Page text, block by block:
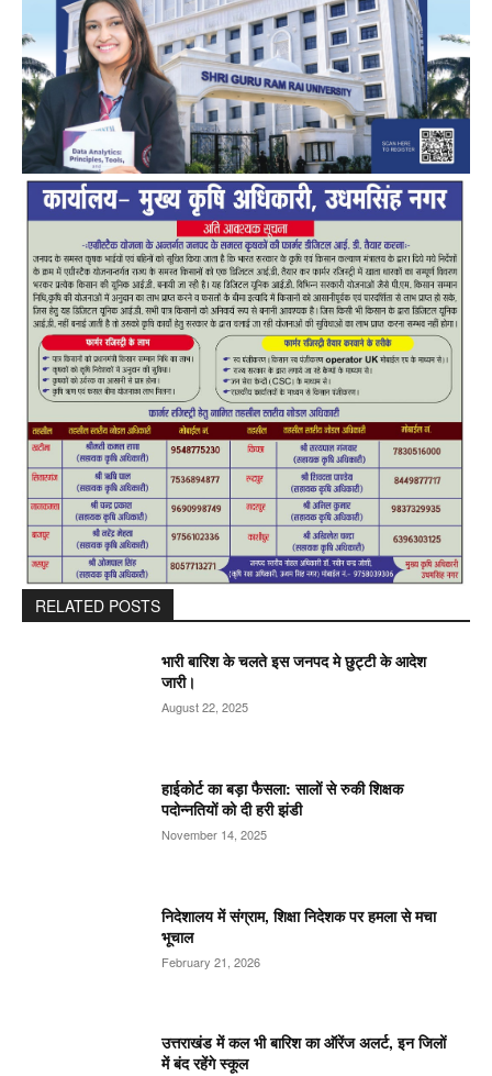
RELATED POSTS
भारी बारिश के चलते इस जनपद मे छुट्टी के आदेश
जारी।
August 22, 2025
हाईकोर्ट का बड़ा फैसला: सालों से रुकी शिक्षक
पदोन्नतियों को दी हरी झंडी
November 14, 2025
निदेशालय में संग्राम, शिक्षा निदेशक पर हमला से मचा
भूचाल
February 21, 2026
उत्तराखंड में कल भी बारिश का ऑरेंज अलर्ट, इन जिलों
में बंद रहेंगे स्कूल